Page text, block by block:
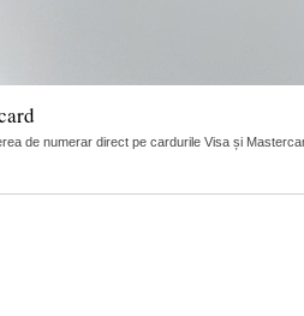
de numerar direct pe cardurile Visa și